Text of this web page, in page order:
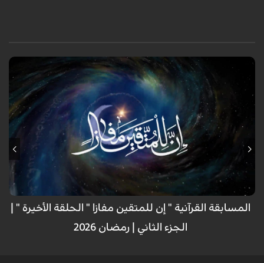
«إن للمتقين مفازا» مسابقة دولية لتلاوة القرآن الكريم تبث على شاشة الكوثر
الفضائية طيلة ليالي شهر رمضان المبارك بحضور كبار الأساتذة والمحكمين
الدوليين ، وبمشاركة قرّاء متسابقين من مختلف أرجاء العالم.
المسابقة القرآنية " إن للمتقين مفازا " الحلقة الأخيرة " |
الجزء الثاني | رمضان 2026